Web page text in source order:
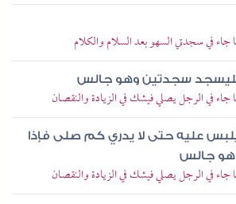
في سجدتي السهو بعد السلام والكلام
سجدتين وهو جالس
في الرجل يصلي فيشك في الزيادة والنقصان
عليه حتى لا يدري كم صلى فإذا
جالس
في الرجل يصلي فيشك في الزيادة والنقصان